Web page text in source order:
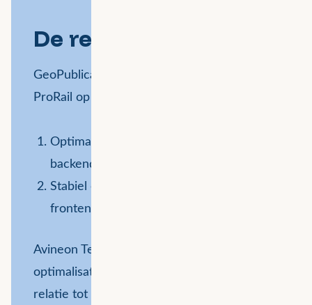
De resultaten:
GeoPublicatie biedt meerwaarde voor
ProRail op twee gebieden:
Optimalisatie van het proces aan de
backend;
Stabiel en betrouwbaar systeem voor de
frontend.
Avineon Tensing houdt zich bezig met de
optimalisatie van backendprocessen in
relatie tot geospatial data. De effecten van